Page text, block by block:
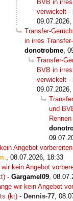
BVB in
verwickelt -
Transfer-
in irres
donotrobme
Transfer-
BVB in
verwickelt -
09.07.2026,
und
Angebot
08.07.2026, 18:33
kein Angebot
- Gargamel09
wir kein Angebot
(kt) - Dennis-77